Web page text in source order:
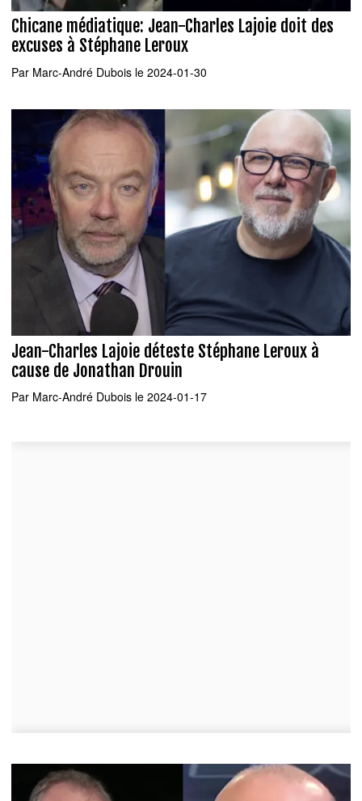
Chicane médiatique: Jean-Charles Lajoie doit des
excuses à Stéphane Leroux
Par Marc-André Dubois le 2024-01-30
Jean-Charles Lajoie déteste Stéphane Leroux à
cause de Jonathan Drouin
Par Marc-André Dubois le 2024-01-17